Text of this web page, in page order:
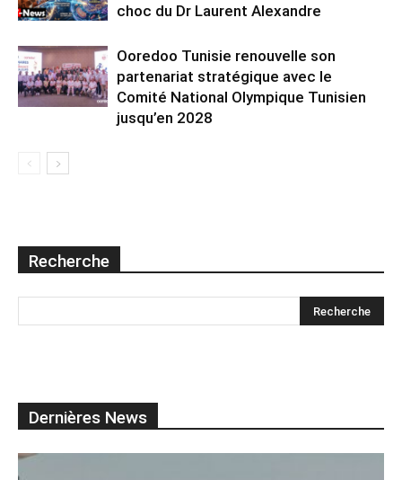
choc du Dr Laurent Alexandre
Ooredoo Tunisie renouvelle son
partenariat stratégique avec le
Comité National Olympique Tunisien
jusqu’en 2028
Recherche
Dernières News